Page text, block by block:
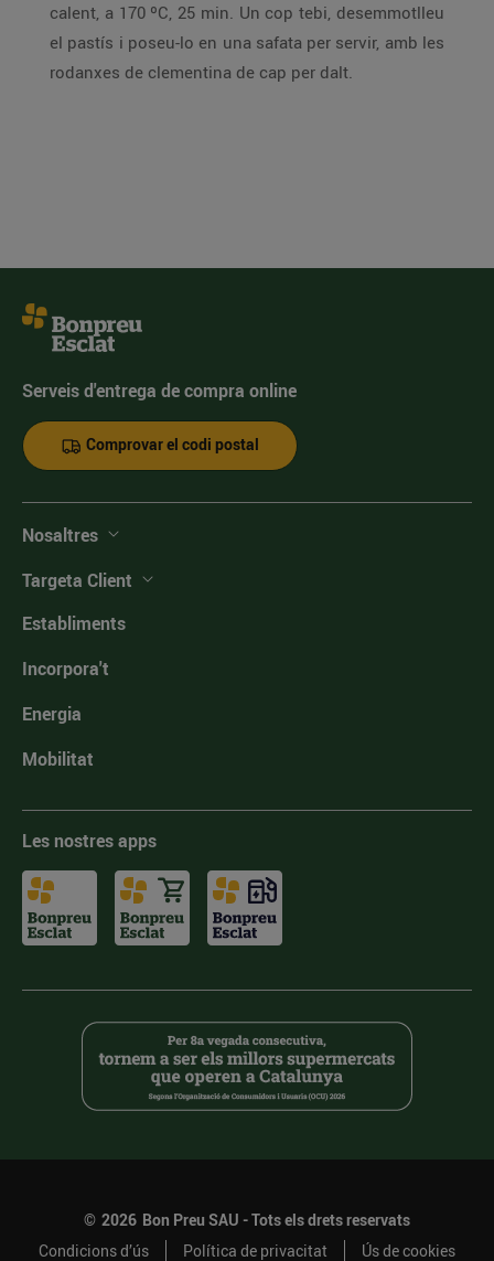
calent, a 170 ºC, 25 min. Un cop tebi, desemmotlleu
el pastís i poseu-lo en una safata per servir, amb les
rodanxes de clementina de cap per dalt.
Serveis d'entrega de compra online
Comprovar el codi postal
Nosaltres
Targeta Client
Establiments
Incorpora't
Energia
Mobilitat
Les nostres apps
© 2026 Bon Preu SAU - Tots els drets reservats
Condicions d’ús
Política de privacitat Ús de cookies